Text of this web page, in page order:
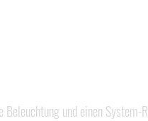
und einen System-